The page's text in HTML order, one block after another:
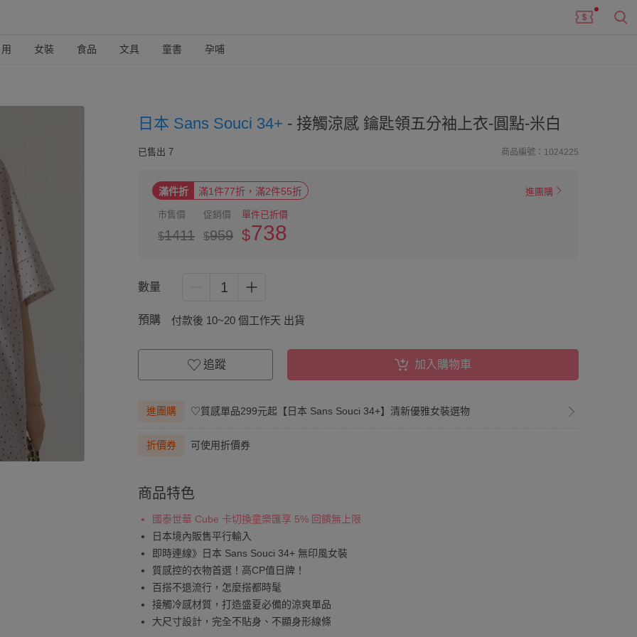
女裝 食品 文具 童書 孕哺
日本 Sans Souci 34+ - 接觸涼感 鑰匙領五分袖上衣-圓點-米白
已售出 7 商品編號：1024225
滿件折 滿1件77折，滿2件55折 進團購
市售價
$1411
促銷價
$959
單件已折價
$738
數量 1
預購 付款後 10~20 個工作天 出貨
追蹤 加入購物車
進團購 ♡質感單品299元起【日本 Sans Souci 34+】清新優雅女裝選物
折價券 可使用折價券
商品特色
國泰世華 Cube 卡切換童樂匯享 5% 回饋無上限
日本境內販售平行輸入
即時連線》日本 Sans Souci 34+ 無印風女裝
質感控的衣物首選！高CP值日牌！
百搭不退流行，怎麼搭都時髦
接觸冷感材質，打造盛夏必備的涼爽單品
大尺寸設計，完全不貼身、不顯身形線條